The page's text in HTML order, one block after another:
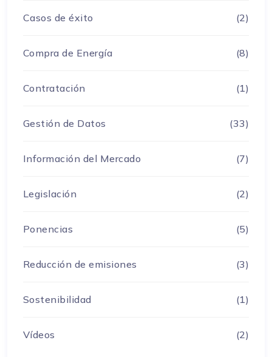
Casos de éxito (2)
Compra de Energía (8)
Contratación (1)
Gestión de Datos (33)
Información del Mercado (7)
Legislación (2)
Ponencias (5)
Reducción de emisiones (3)
Sostenibilidad (1)
Vídeos (2)